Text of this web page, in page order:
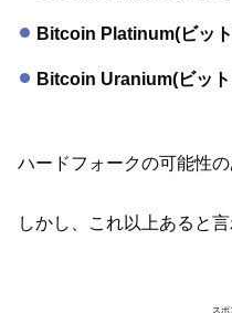
Bitcoin Platinum(ビッ
Bitcoin Uranium(ビッ
ハードフォークの可能性
しかし、これ以上あると言
スポ